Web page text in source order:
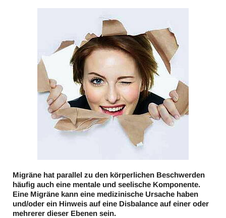
Migräne hat parallel zu den körperlichen Beschwerden
häufig auch eine mentale und seelische Komponente.
Eine Migräne kann eine medizinische Ursache haben
und/oder ein Hinweis auf eine Disbalance auf einer oder
mehrerer dieser Ebenen sein.